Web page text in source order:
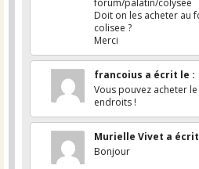
forum/palatin/colysee
Doit on les acheter au
colisee ?
Merci
francoius a écrit le :
Vous pouvez acheter
endroits !
Murielle Vivet a
Bonjour